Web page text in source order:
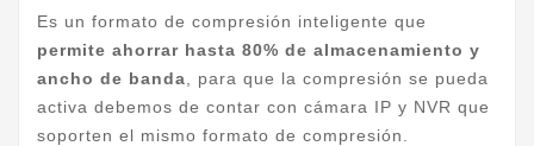
Es un formato de compresión inteligente que
permite ahorrar hasta 80% de almacenamiento y
ancho de banda , para que la compresión se pueda
activa debemos de contar con cámara IP y NVR que
soporten el mismo formato de compresión.